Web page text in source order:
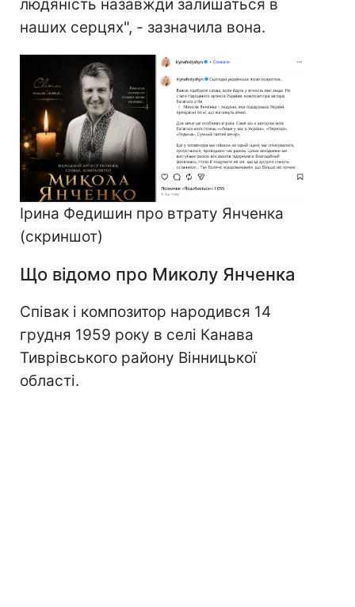
людяність назавжди залишаться в
наших серцях", - зазначила вона.
Ірина Федишин про втрату Янченка
(скриншот)​​​​​​​
Що відомо про Миколу Янченка
Співак і композитор народився 14
грудня 1959 року в селі Канава
Тиврівського району Вінницької
області.